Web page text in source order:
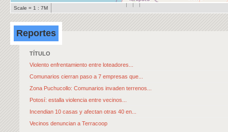
Scale = 1 : 7M
Reportes
TÍTULO
Violento enfrentamiento entre loteadores...
Comunarios cierran paso a 7 empresas que...
Zona Puchucollo: Comunarios invaden terrenos...
Potosí: estalla violencia entre vecinos...
Incendian 10 casas y afectan otras 40 en...
Vecinos denuncian a Terracoop